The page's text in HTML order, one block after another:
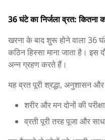
36 घंटे का निर्जला व्रत: कितना
खरना के बाद शुरू होने वाला 36
कठिन हिस्सा माना जाता है। इस
अन्न ग्रहण करते हैं।
यह व्रत पूरी श्रद्धा, अनुशासन
शरीर और मन दोनों की
व्रती पूरी तरह पूजा और